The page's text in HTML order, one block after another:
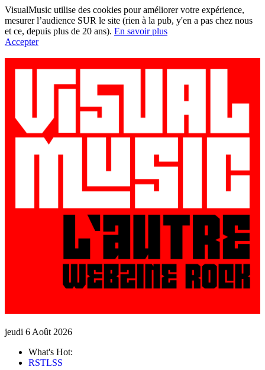
VisualMusic utilise des cookies pour améliorer votre expérience,
mesurer l’audience SUR le site (rien à la pub, y'en a pas chez nous
et ce, depuis plus de 20 ans). En savoir plus
Accepter
jeudi 6 Août 2026
What's Hot:
RSTLSS